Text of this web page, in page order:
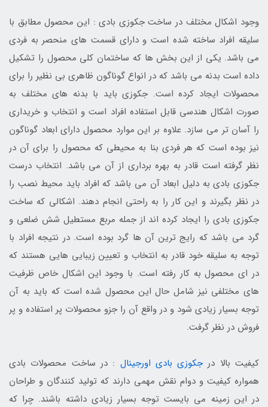
وجود اشکال مختلف در ساخت جکوزی بادی : این محصول مطابق با
سلیقه افراد ساخته شده است و دارای قسمت های منحصر به فردی
می باشد. یکی از این بخش ها که ساختمان کلی محصول را تشکیل
داده است بدنه می باشد که در انواع گوناگون ظاهری بی نظیر را برای
محصولات ایجاد کرده است. جکوزی باید با بدنه های مختلف به
صورت اشکال هندسی قابل استفاده افراد است و انتخاب و خریداری
را آسان تر می سازد. علاوه بر این موارد محصول دارای ابعاد گوناگون
نیز بوده است که هر فردی بنا به محیطی که محصول را برای آن در
نظر گرفته است قادر به بهره برداری از آن می باشد. انتخاب درست
جکوزی بادی به دلیل ابعاد آن می باشد که افراد باید محیط نصب را
در نظر بگیرند و این کار را به راحتی انجام دهند. اشکالی که ساخت
جکوزی بادی را ایجاد کرده اند از جمله مربع مستطیل شش ضلعی و
گرد می باشد که رایج ترین آن ها گرد بوده است. در نتیجه افراد با
توجه به سلیقه خود قادر به انتخاب و تعیین زیبایی هایی هستند که
در ای محصول به کار رفته است. با وجود این اشکال خاص ظرفیت
های مختلفی نیز شامل حال این محصول شده است که باید به آن
توجه بسیار زیادی شود و در واقع آن را جزو محصولات پر استفاده و پر
فروش در نظر گرفت.
کیفیت بالا درجکوزی بادی اورجینال : در ساخت محصولات بادی
همواره کیفیت و دوام نقش مهمی دارند که تولید کنندگان و طراحان
در این زمینه می بایست توجه بسیار زیادی داشته باشند. چرا که